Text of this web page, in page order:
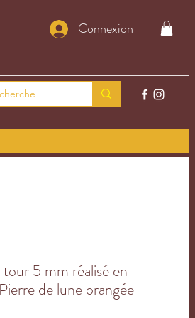
Connexion
5 mm réalisé en
de lune orangée